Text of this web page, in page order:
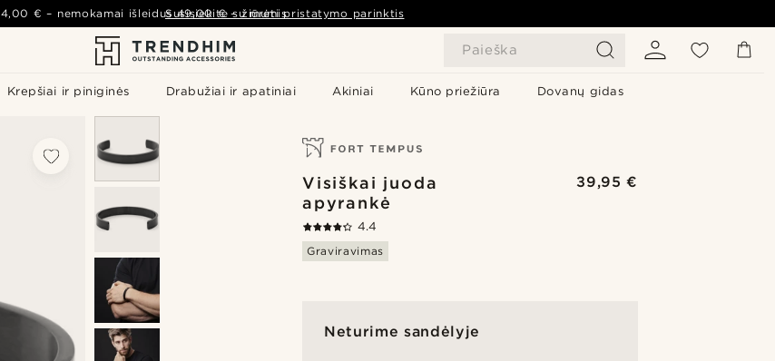
Paieška
Krepšiai ir piniginės Drabužiai ir apatiniai Akiniai Kūno priežiūra Dovanų gidas
4,00 € – nemokamai išleidus49,00 € – žiūrėti pristatymo parinktis
Susisiekite su mumis
Visiškai juoda
apyrankė
39,95 €
4.4
Graviravimas
Neturime sandėlyje